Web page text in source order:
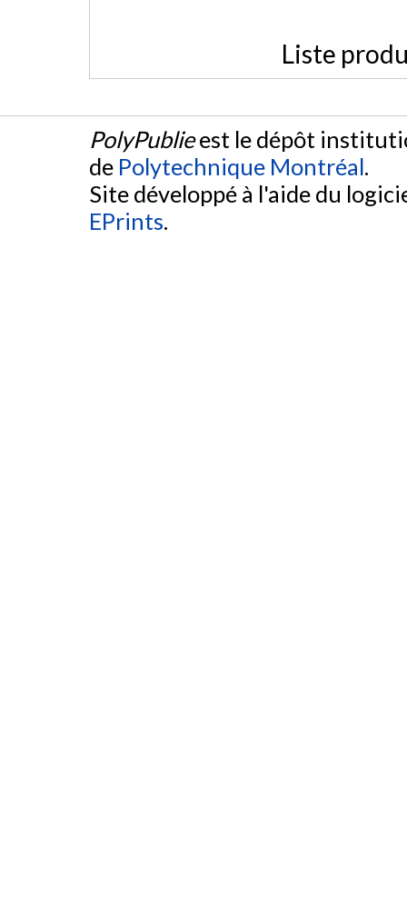
Liste
PolyPublieest le dépôt
de Polytechnique Montréal.
Site développé à l'aide du
EPrints.